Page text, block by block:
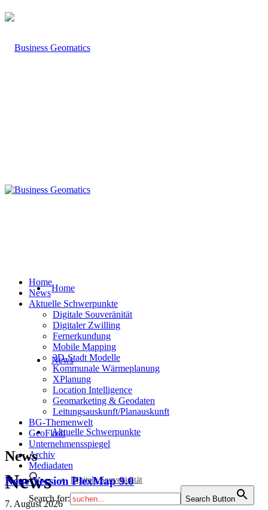
Home
News
Aktuelle Schwerpunkte
Digitale Souveränität
Home
News
Aktuelle Schwerpunkte
Digitale Souveränität
Digitaler Zwilling
Fernerkundung
Mobile Mapping
3D-Stadt Modelle
Kommunale Wärmeplanung
XPlanung
Location Intelligence
Geomarketing & Geodaten
Leitungsauskunft/Planauskunft
BG-Themenwelt
GeoFlash
Unternehmensspiegel
Archiv
Mediadaten
Search for: Search Button
News
News
Neue Version PlexMap 9.0
7. August 2026